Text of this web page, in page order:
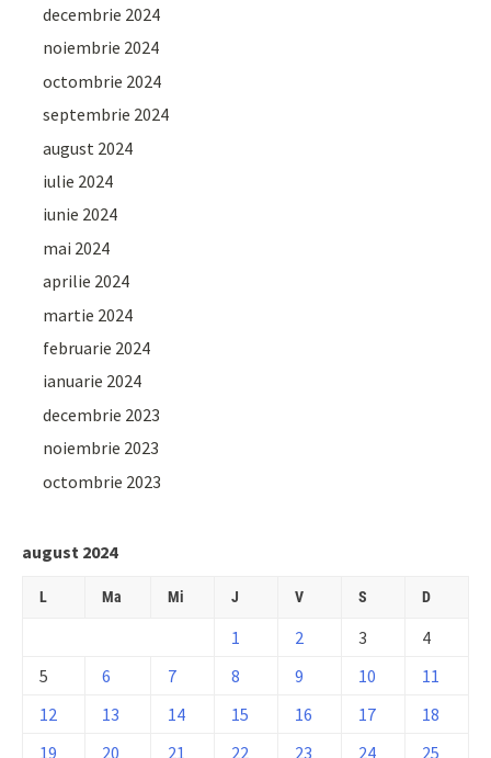
decembrie 2024
noiembrie 2024
octombrie 2024
septembrie 2024
august 2024
iulie 2024
iunie 2024
mai 2024
aprilie 2024
martie 2024
februarie 2024
ianuarie 2024
decembrie 2023
noiembrie 2023
octombrie 2023
august 2024
L Ma Mi J V S D
1 2 3
4
5
6 7 8 9 10
11
12
13 14 15 16 17
18
19
20 21 22 23 24 25